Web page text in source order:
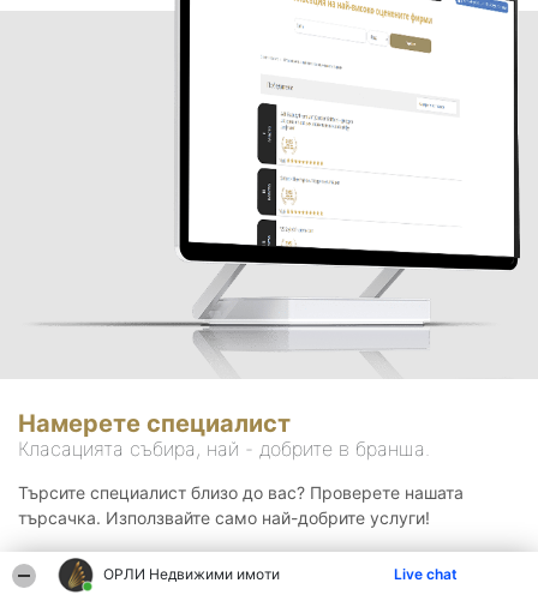
ОРЛИ Недвижими имоти Live chat
Намерете специалист
Класацията събира, най - добрите в бранша.
Търсите специалист близо до вас? Проверете нашата
търсачка. Използвайте само най-добрите услуги!